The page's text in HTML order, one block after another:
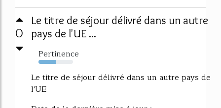
0
Le titre de séjour délivré dans un autre
pays de l'UE ...
Pertinence
51%
Le titre de séjour délivré dans un autre pays de
l'UE